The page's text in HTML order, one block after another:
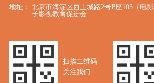
地址： 北京市海淀区西土城路2号B座103（电
子影视教育促进会
扫描二维码
关注我们